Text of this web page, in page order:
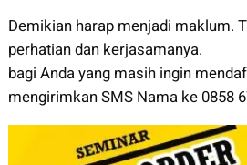
Demikian harap menjadi maklum.
perhatian dan kerjasamanya.
bagi Anda yang masih ingin
mengirimkan SMS Nama ke 0858